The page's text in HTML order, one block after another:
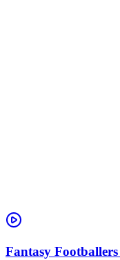
Fantasy